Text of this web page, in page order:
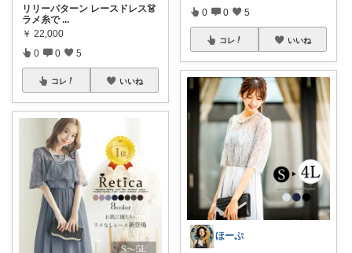
リリーパターン レースドレス👗
ラメ糸で ...
￥ 22,000
0 0 5
コレ いいね
0 0 5
コレ いいね
ほーぷ